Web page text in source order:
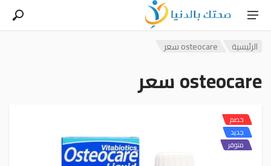
الرئيسية osteocare سعر
osteocare سعر
خصم
جديد
متوفر